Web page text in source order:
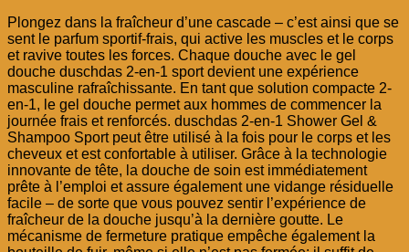
Shampooing
Sport
Plongez dans la fraîcheur d’une cascade – c’est ainsi que se
sent le parfum sportif-frais, qui active les muscles et le corps
et ravive toutes les forces. Chaque douche avec le gel
douche duschdas 2-en-1 sport devient une expérience
masculine rafraîchissante. En tant que solution compacte 2-
en-1, le gel douche permet aux hommes de commencer la
journée frais et renforcés. duschdas 2-en-1 Shower Gel &
Shampoo Sport peut être utilisé à la fois pour le corps et les
cheveux et est confortable à utiliser. Grâce à la technologie
innovante de tête, la douche de soin est immédiatement
prête à l’emploi et assure également une vidange résiduelle
facile – de sorte que vous pouvez sentir l’expérience de
fraîcheur de la douche jusqu’à la dernière goutte. Le
mécanisme de fermeture pratique empêche également la